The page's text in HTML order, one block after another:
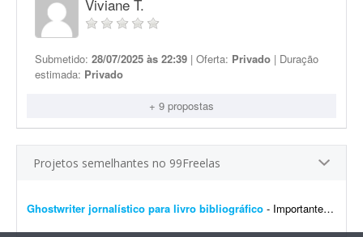
Viviane T.
Submetido: 28/07/2025 às 22:39 | Oferta: Privado | Duração
estimada: Privado
+ 9 propostas
Projetos semelhantes no 99Freelas
Ghostwriter jornalístico para livro bibliográfico - Importante! Serão aceitas apenas propostas de profissionais com formação acadêmica em Jornalismo e registro profissional ativo (DRT ou MTB). É obrigatório...